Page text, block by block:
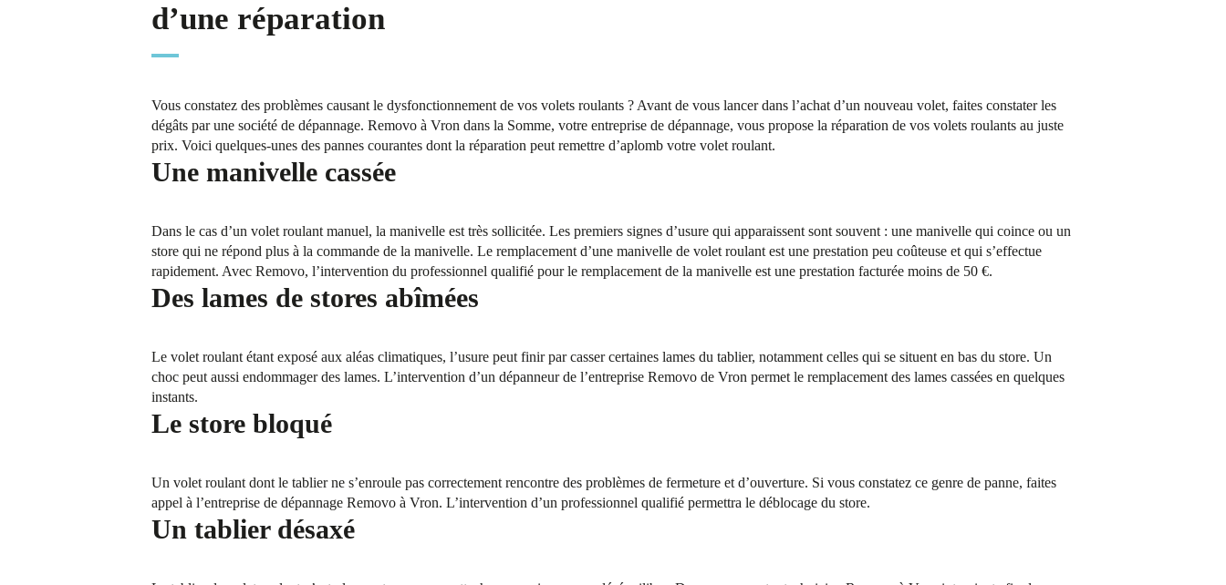
d’une réparation
Vous constatez des problèmes causant le dysfonctionnement de vos volets roulants ? Avant de vous lancer dans l’achat d’un nouveau volet, faites constater les
dégâts par une société de dépannage. Removo à Vron dans la Somme, votre entreprise de dépannage, vous propose la réparation de vos volets roulants au juste
prix. Voici quelques-unes des pannes courantes dont la réparation peut remettre d’aplomb votre volet roulant.
Une manivelle cassée
Dans le cas d’un volet roulant manuel, la manivelle est très sollicitée. Les premiers signes d’usure qui apparaissent sont souvent : une manivelle qui coince ou un
store qui ne répond plus à la commande de la manivelle. Le remplacement d’une manivelle de volet roulant est une prestation peu coûteuse et qui s’effectue
rapidement. Avec Removo, l’intervention du professionnel qualifié pour le remplacement de la manivelle est une prestation facturée moins de 50 €.
Des lames de stores abîmées
Le volet roulant étant exposé aux aléas climatiques, l’usure peut finir par casser certaines lames du tablier, notamment celles qui se situent en bas du store. Un
choc peut aussi endommager des lames. L’intervention d’un dépanneur de l’entreprise Removo de Vron permet le remplacement des lames cassées en quelques
instants.
Le store bloqué
Un volet roulant dont le tablier ne s’enroule pas correctement rencontre des problèmes de fermeture et d’ouverture. Si vous constatez ce genre de panne, faites
appel à l’entreprise de dépannage Removo à Vron. L’intervention d’un professionnel qualifié permettra le déblocage du store.
Un tablier désaxé